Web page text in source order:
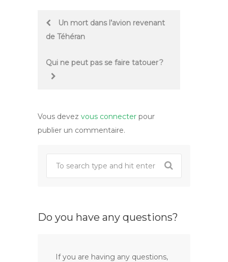
PostUn mort dans l’avion revenant
de Téhéran
Qui ne peut pas se faire tatouer ?
Vous devez vous connecter pour
publier un commentaire.
Do you have any questions?
If you are having any questions,